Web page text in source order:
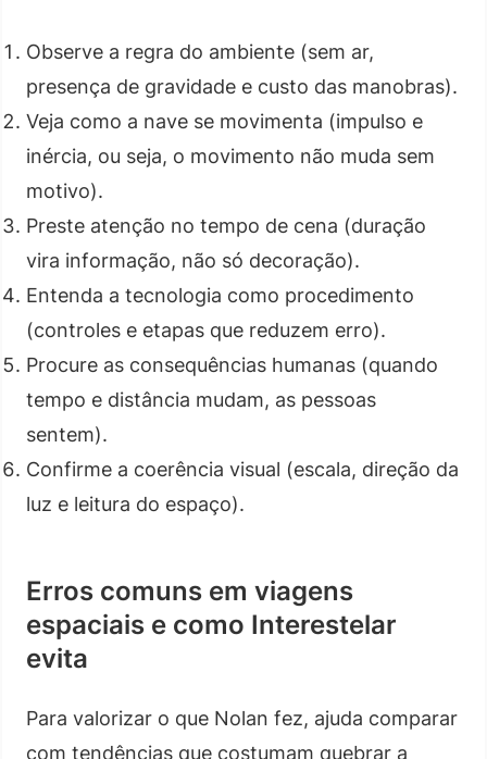
Observe a regra do ambiente (sem ar,
presença de gravidade e custo das manobras).
Veja como a nave se movimenta (impulso e
inércia, ou seja, o movimento não muda sem
motivo).
Preste atenção no tempo de cena (duração
vira informação, não só decoração).
Entenda a tecnologia como procedimento
(controles e etapas que reduzem erro).
Procure as consequências humanas (quando
tempo e distância mudam, as pessoas
sentem).
Confirme a coerência visual (escala, direção da
luz e leitura do espaço).
Erros comuns em viagens
espaciais e como Interestelar
evita
Para valorizar o que Nolan fez, ajuda comparar
com tendências que costumam quebrar a